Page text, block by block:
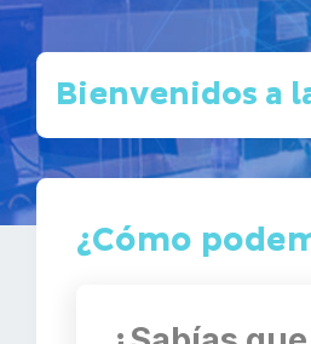
Bienvenidos a
¿Cómo